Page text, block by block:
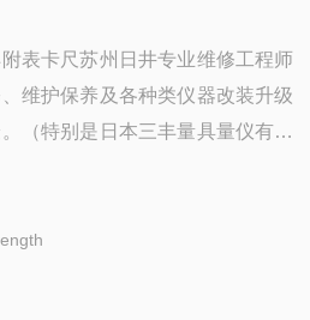
表卡尺苏州日井专业维修工程师
维护保养及各种类仪器改装升级
（特别是日本三丰量具量仪有丰
愿广大新老客户所损坏的仪器仪
少贵工厂资源浪费，提高成本效